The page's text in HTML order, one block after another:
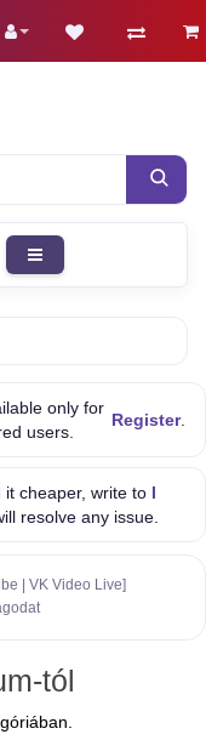
only for
users.
Register.
cheaper, write to I
resolve any issue.
| VK Video Live]
tól